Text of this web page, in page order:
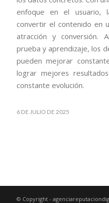
enfoque en el usuario,
convertir el contenido en
atracción y conversión.
prueba y aprendizaje, los
pueden mejorar
lograr mejores
constante evolución.
6 DE JULIO DE 2025
© Copyright -